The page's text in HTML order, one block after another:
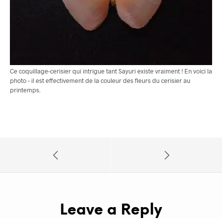
Ce coquillage-cerisier qui intrigue tant Sayuri existe vraiment ! En voici la
photo - il est effectivement de la couleur des fleurs du cerisier au
printemps.
Leave a Reply